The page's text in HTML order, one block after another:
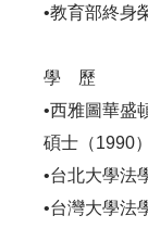
•教育部終身
學 歷
•西雅圖華盛
碩士（1990）
•台北大學法
•台灣大學法